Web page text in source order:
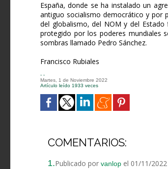
España, donde se ha instalado un
antiguo socialismo democrático y por
del globalismo, del NOM y del
protegido por los poderes mundiales
sombras llamado Pedro Sánchez.
Francisco Rubiales
- -
Martes, 1 de Noviembre 2022
Artículo leído 1933 veces
COMENTARIOS:
1.Publicado por vanlop el 01/11/